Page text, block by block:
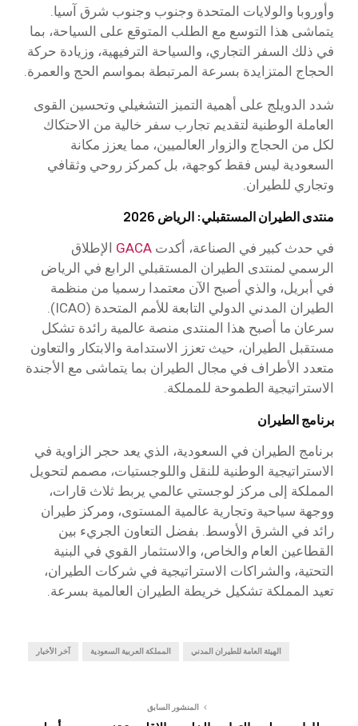
وأوروبا والولايات المتحدة وجنوب وجنوب شرق آسيا.
يتماشى هذا التوسع مع الطلب المتوقع على السياحة، بما
في ذلك السفر التجاري، والسياحة الترفيهية، وزيادة حركة
الحجاج المتزايدة بسرعة المرتبطة بمواسم الحج والعمرة.
شدد الدويلج على أهمية التميز التشغيلي وتحسين القوى
العاملة الوطنية لتقديم تجارب سفر خالية من الاحتكاك
لكل من الحجاج والزوار العالميين، مما يعزز مكانة
السعودية ليس فقط كوجهة، بل كمركز روحي وثقافي
وتجاري للطيران.
منتدى الطيران المستقبلي: الرياض 2026
في حدث كبير في الصناعة، أكدت GACA الإطلاق
الرسمي لمنتدى الطيران المستقبلي الرابع في الرياض
في أبريل، والذي أصبح الآن معتمدا رسميا من منظمة
الطيران المدني الدولي التابعة للأمم المتحدة (ICAO).
سرعان ما أصبح هذا المنتدى منصة عالمية رائدة تشكل
مستقبل الطيران، حيث تعزز الاستدامة والابتكار والتعاون
متعدد الأطراف في مجال الطيران بما يتماشى مع الأجندة
الاستراتيجية الطموحة للمملكة.
برنامج الطيران
برنامج الطيران في السعودية، الذي يعد حجر الزاوية في
الاستراتيجية الوطنية للنقل واللوجستيات، مصمم لتحويل
المملكة إلى مركز لوجستي عالمي يربط ثلاث قارات،
ووجهة سياحية وتجارية عالمية المستوى، ومركز طيران
رائد في الشرق الأوسط. بفضل التعاون الجريء بين
القطاعين العام والخاص، والاستثمار القوي في البنية
التحتية، والشراكات الاستراتيجية في شركات الطيران،
تعيد المملكة تشكيل خريطة الطيران العالمية بسرعة.
آخر الأخبار المملكة العربية السعودية الهيئة العامة للطيران المدني
المنشور السابق